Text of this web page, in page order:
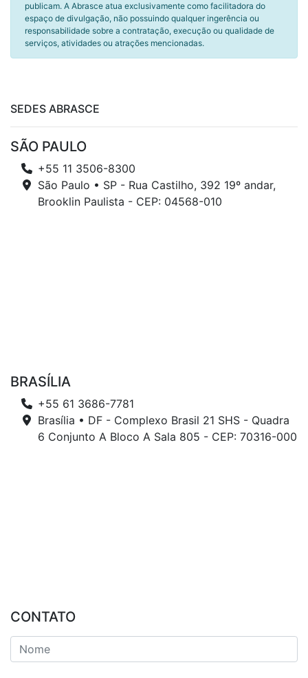
publicam. A Abrasce atua exclusivamente como facilitadora do
espaço de divulgação, não possuindo qualquer ingerência ou
responsabilidade sobre a contratação, execução ou qualidade de
serviços, atividades ou atrações mencionadas.
SEDES ABRASCE
SÃO PAULO
+55 11 3506-8300
São Paulo • SP - Rua Castilho, 392 19º andar,
Brooklin Paulista - CEP: 04568-010
BRASÍLIA
+55 61 3686-7781
Brasília • DF - Complexo Brasil 21 SHS - Quadra
6 Conjunto A Bloco A Sala 805 - CEP: 70316-000
CONTATO